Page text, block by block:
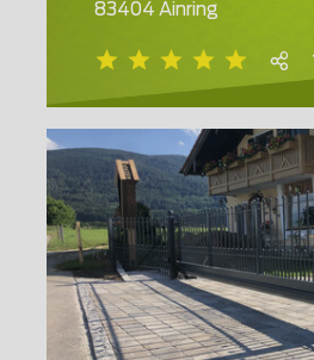
83404 Ainring